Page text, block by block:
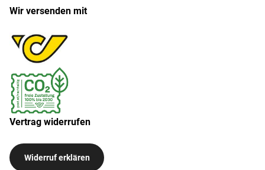
Wir versenden mit
Vertrag widerrufen
Widerruf erklären